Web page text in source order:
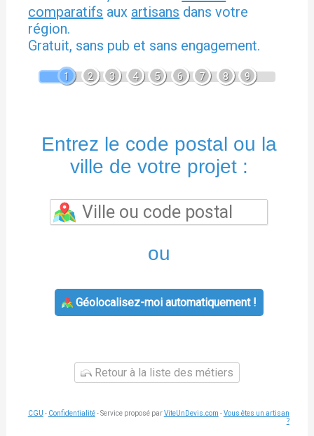
comparatifs aux artisans dans votre
région.
Gratuit, sans pub et sans engagement.
1 2 3 4 5 6 7 8 9
Entrez le code postal ou la
ville de votre projet :
ou
Géolocalisez-moi automatiquement !
Retour à la liste des métiers
CGU - Confidentialité- Service proposé parViteUnDevis.com -Vous êtes un artisan
?